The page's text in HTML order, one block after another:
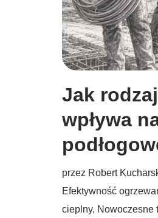
Jak
wpływa
przez Robert
Efektywność
cieplny, Nowoczesne